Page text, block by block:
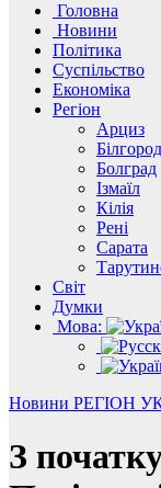
Головна
Новини
Політика
Суспільство
Економіка
Регіон
Арциз
Болград
Ізмаїл
Кілія
Рені
Сарата
Світ
Думки
Мова:
Новини РЕГІОН
З